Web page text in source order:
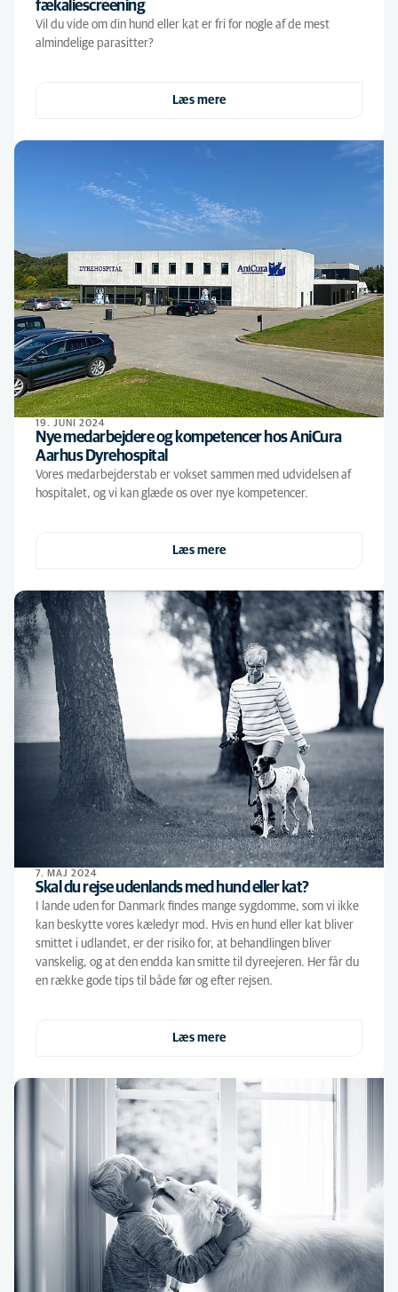
fækaliescreening
Vil du vide om din hund eller kat er fri for nogle af de mest
almindelige parasitter?
Læs mere
19. JUNI 2024
Nye medarbejdere og kompetencer hos AniCura
Aarhus Dyrehospital
Vores medarbejderstab er vokset sammen med udvidelsen af
hospitalet, og vi kan glæde os over nye kompetencer.
Læs mere
7. MAJ 2024
Skal du rejse udenlands med hund eller kat?
I lande uden for Danmark findes mange sygdomme, som vi ikke
kan beskytte vores kæledyr mod. Hvis en hund eller kat bliver
smittet i udlandet, er der risiko for, at behandlingen bliver
vanskelig, og at den endda kan smitte til dyreejeren. Her får du
en række gode tips til både før og efter rejsen.
Læs mere